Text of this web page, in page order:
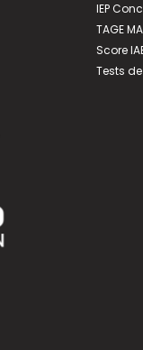
IEP
TAGE
Score
Tests